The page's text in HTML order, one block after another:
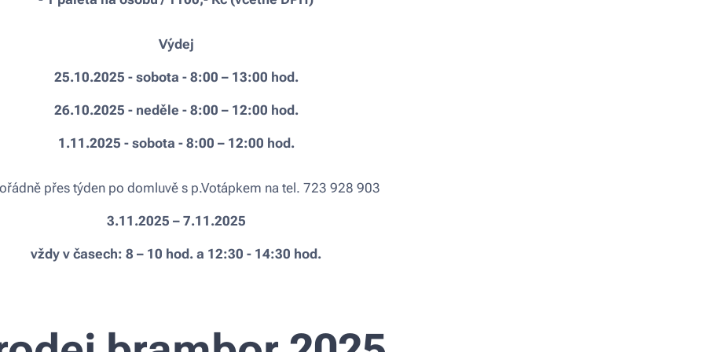
Výdej
25.10.2025 - sobota - 8:00 – 13:00 hod.
26.10.2025 - neděle - 8:00 – 12:00 hod.
1.11.2025 - sobota - 8:00 – 12:00 hod.
přes týden po domluvě s p.Votápkem na tel. 723 928 903
3.11.2025 – 7.11.2025
vždy v časech: 8 – 10 hod. a 12:30 - 14:30 hod.